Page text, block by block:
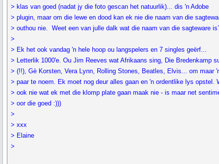
> klas van goed (nadat jy die foto gescan het natuurlik)... dis 'n Adobe
> plugin, maar om die lewe en dood kan ek nie die naam van die
> outhou nie. Weet een van julle dalk wat die naam van die sagteware
>
> Ek het ook vandag 'n hele hoop ou langspelers en 7 singles geërf...
> Letterlik 1000'e. Ou Jim Reeves wat Afrikaans sing, Die Bredenkamp
> (!!), Gè Korsten, Vera Lynn, Rolling Stones, Beatles, Elvis... om maar
> paar te noem. Ek moet nog deur alles gaan en 'n ordentlike lys opstel.
> ook nie wat ek met die klomp plate gaan maak nie - is maar net
> oor die goed :)))
>
> xxx
> Elaine
>